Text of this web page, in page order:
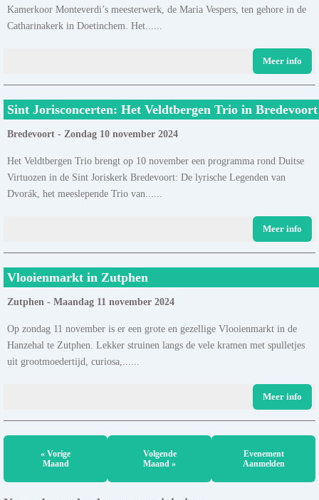
Kamerkoor Monteverdi’s meesterwerk, de Maria Vespers, ten gehore in de
Catharinakerk in Doetinchem. Het......
Meer info
Sint Jorisconcerten: Het Veldtbergen Trio in Bredevoort
Bredevoort - Zondag 10 november 2024
Het Veldtbergen Trio brengt op 10 november een programma rond Duitse
Virtuozen in de Sint Joriskerk Bredevoort: De lyrische Legenden van
Dvorák, het meeslepende Trio van......
Meer info
Vlooienmarkt in Zutphen
Zutphen - Maandag 11 november 2024
Op zondag 11 november is er een grote en gezellige Vlooienmarkt in de
Hanzehal te Zutphen. Lekker struinen langs de vele kramen met spulletjes
uit grootmoedertijd, curiosa,......
Meer info
« Vorige
Maand
Volgende
Maand »
Evenement
Aanmelden